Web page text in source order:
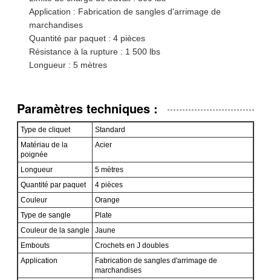
Application : Fabrication de sangles d'arrimage de
marchandises
Quantité par paquet : 4 pièces
Résistance à la rupture : 1 500 lbs
Longueur : 5 mètres
Paramètres techniques :
Type de cliquet
Standard
Matériau de la
poignée
Acier
Longueur
5 mètres
Quantité par paquet
4 pièces
Couleur
Orange
Type de sangle
Plate
Couleur de la sangle
Jaune
Embouts
Crochets en J doubles
Application
Fabrication de sangles d'arrimage de
marchandises